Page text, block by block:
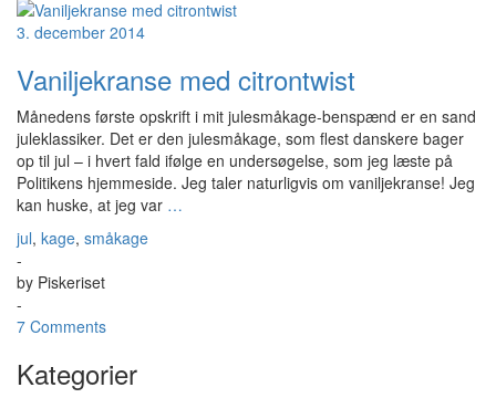
3. december 2014
Vaniljekranse med citrontwist
Månedens første opskrift i mit julesmåkage-benspænd er en sand
juleklassiker. Det er den julesmåkage, som flest danskere bager
op til jul – i hvert fald ifølge en undersøgelse, som jeg læste på
Politikens hjemmeside. Jeg taler naturligvis om vaniljekranse! Jeg
kan huske, at jeg var …
jul, kage, småkage
-
by Piskeriset
-
7 Comments
Kategorier